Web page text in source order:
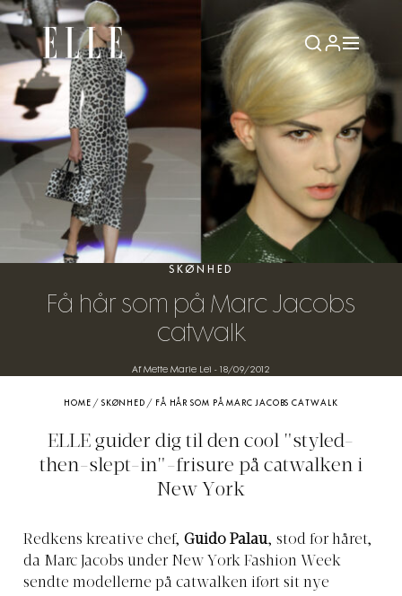
SKØNHED
Få hår som på Marc Jacobs
catwalk
Af Mette Marie Lei - 18/09/2012
HOME / SKØNHED / FÅ HÅR SOM PÅ MARC JACOBS CATWALK
ELLE guider dig til den cool "styled-
then-slept-in"-frisure på catwalken i
New York
Redkens kreative chef, Guido Palau, stod for håret,
da Marc Jacobs under New York Fashion Week
sendte modellerne på catwalken iført sit nye